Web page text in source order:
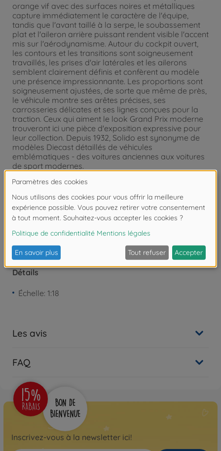
orange vif avec des surfaces noires et métalliques
capture immédiatement le caractère de l'équipe,
tandis que l'avant taillé à la serpe, le soubassement
plat et l'aileron arrière puissant rendent visible l'accent
mis sur l'aérodynamisme. Autour du cockpit ouvert,
les contours et les transitions sont soigneusement
travaillés, les prises d'air latérales et les ailerons
semblent clairement définis et confèrent au modèle
une présence impressionnante. Les proportions sont
soigneusement ajustées, de sorte que même de près,
le véhicule montre ses arêtes précises, ses
carrosseries délicates et ses lignes conçues pour la
traction. Ceux qui aiment le look Grand Prix moderne
trouveront ici une pièce d'exposition expressive pour
leur collection. Depuis 1932, Solido est synonyme de
modèles Diecast détaillés de véhicules
emblématiques - des voitures anciennes aux voitures
de sport modernes.
Attention !Ne convient pas aux enfants de
moins de 3 ans. Risque d'asphyxie lié à la
présence de pièces de petite taille.
Détails
Échelle: 1:18
Les avis
FAQ
Inscrivez-vous à la newsletter ici!